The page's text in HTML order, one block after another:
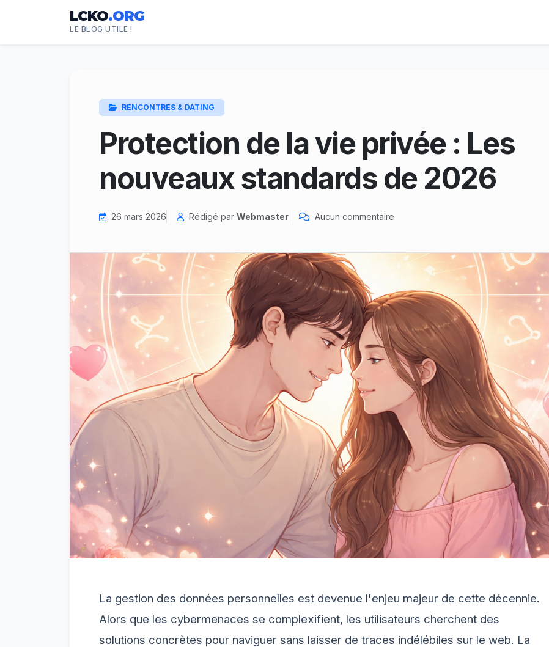
LCKO.ORG
LE BLOG UTILE !
RENCONTRES & DATING
Protection de la vie privée : Les
nouveaux standards de 2026
26 mars 2026 Rédigé par Webmaster Aucun commentaire
La gestion des données personnelles est devenue l'enjeu majeur de cette décennie.
Alors que les cybermenaces se complexifient, les utilisateurs cherchent des
solutions concrètes pour naviguer sans laisser de traces indélébiles sur le web. La